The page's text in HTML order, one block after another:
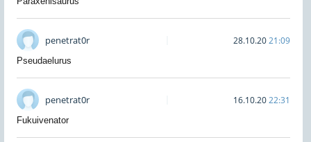
penetrat0r 28.10.2021:09
Pseudaelurus
penetrat0r 16.10.2022:31
Fukuivenator